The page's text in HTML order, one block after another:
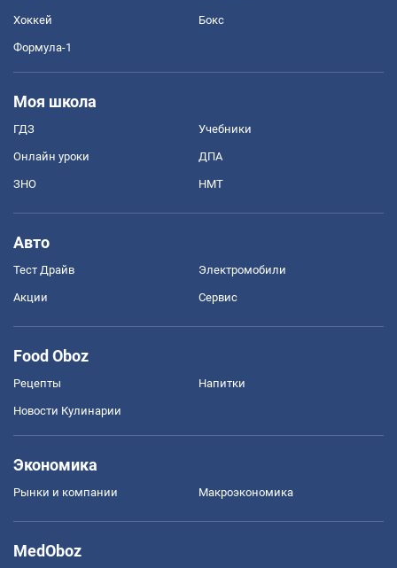
Хоккей Бокс
Формула-1
Моя школа
ГДЗ Учебники
Онлайн уроки ДПА
ЗНО НМТ
Авто
Тест Драйв Электромобили
Акции Сервис
Food Oboz
Рецепты Напитки
Новости Кулинарии
Экономика
Рынки и компании Mакроэкономика
MedOboz